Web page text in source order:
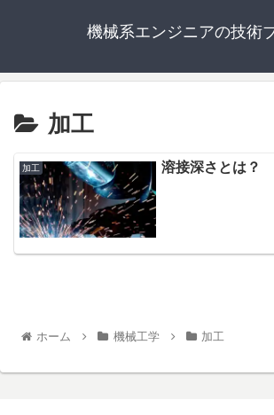
機械系エンジニアの技術
加工
加工 溶接深さとは？
ホーム 機械工学 加工